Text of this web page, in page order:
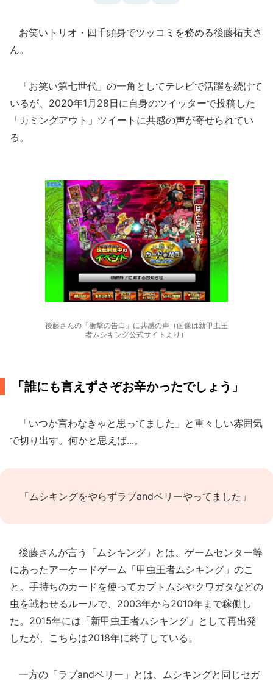
お笑いトリオ・四千頭身でツッコミを務める後藤拓実さ
ん。
「お笑い第七世代」の一角としてテレビで活躍を続けて
いるが、2020年1月28日に自身のツイッターで投稿した
「カミングアウト」ツイートに共感の声が寄せられてい
る。
後藤さんの「衝撃の告白」に共感の声（画像は新甲虫王
者ムシキング公式サイトより）
「誰にも言えずさぞお辛かったでしょう」
「いつか言わなきゃと思ってました」と重々しい雰囲気
で切り出す。何かと思えば...。
「ムシキングをやらずラブandベリーやってました」
後藤さんが言う「ムシキング」とは、ゲームセンター等
にあったアーケードゲーム「甲虫王者ムシキング」のこ
と。手持ちのカードを使ってカブトムシやクワガタなどの
虫を戦わせるルールで、2003年から2010年まで稼働し
た。2015年には「新甲虫王者ムシキング」として再出発
したが、こちらは2018年に終了している。
一方の「ラブandベリー」とは、ムシキングと同じセガ